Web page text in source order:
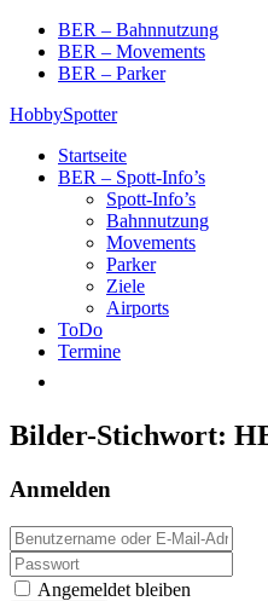
Skip
content
BER – Bahnnutzung
BER – Movements
BER – Parker
HobbySpotter
Startseite
BER – Spott-Info’s
Spott-Info’s
Bahnnutzung
Movements
Parker
Ziele
Airports
ToDo
Termine
Bilder-Stichwort:
Anmelden
Angemeldet bleiben